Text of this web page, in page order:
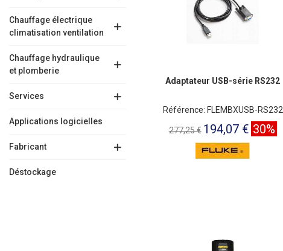
Chauffage électrique
climatisation ventilation
Chauffage hydraulique
et plomberie
Services
Applications logicielles
Fabricant
Déstockage
Adaptateur USB-série RS232
Référence: FLEMBXUSB-RS232
277,25 € 194,07 € 30%